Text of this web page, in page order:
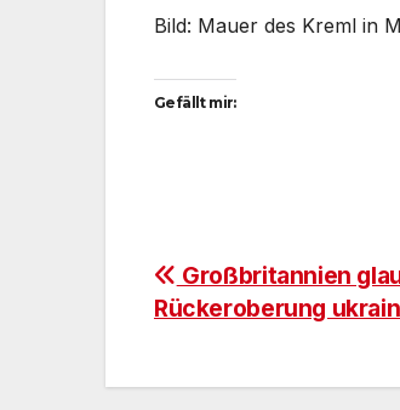
Bild: Mauer des Kreml in
Gefällt mir:
Großbritannien
Rückeroberung